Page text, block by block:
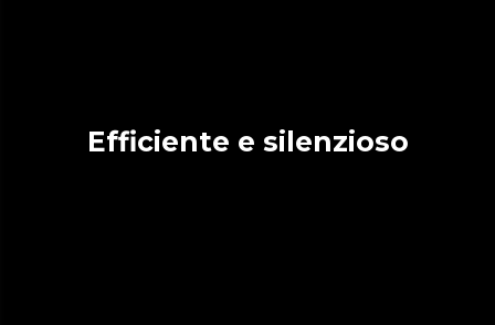
Efficiente e silenzioso